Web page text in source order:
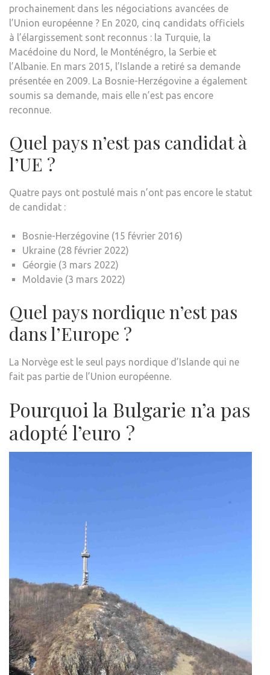
prochainement dans les négociations avancées de
l’Union européenne ? En 2020, cinq candidats officiels
à l’élargissement sont reconnus : la Turquie, la
Macédoine du Nord, le Monténégro, la Serbie et
l’Albanie. En mars 2015, l’Islande a retiré sa demande
présentée en 2009. La Bosnie-Herzégovine a également
soumis sa demande, mais elle n’est pas encore
reconnue.
Quel pays n’est pas candidat à
l’UE ?
Quatre pays ont postulé mais n’ont pas encore le statut
de candidat :
Bosnie-Herzégovine (15 février 2016)
Ukraine (28 février 2022)
Géorgie (3 mars 2022)
Moldavie (3 mars 2022)
Quel pays nordique n’est pas
dans l’Europe ?
La Norvège est le seul pays nordique d’Islande qui ne
fait pas partie de l’Union européenne.
Pourquoi la Bulgarie n’a pas
adopté l’euro ?